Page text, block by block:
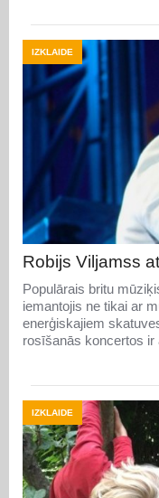
IZKLAIDE
Robijs Viljamss
Populārais britu
iemantojis ne tikai ar
enerģiskajiem
rosīšanās koncertos ir
IZKLAIDE